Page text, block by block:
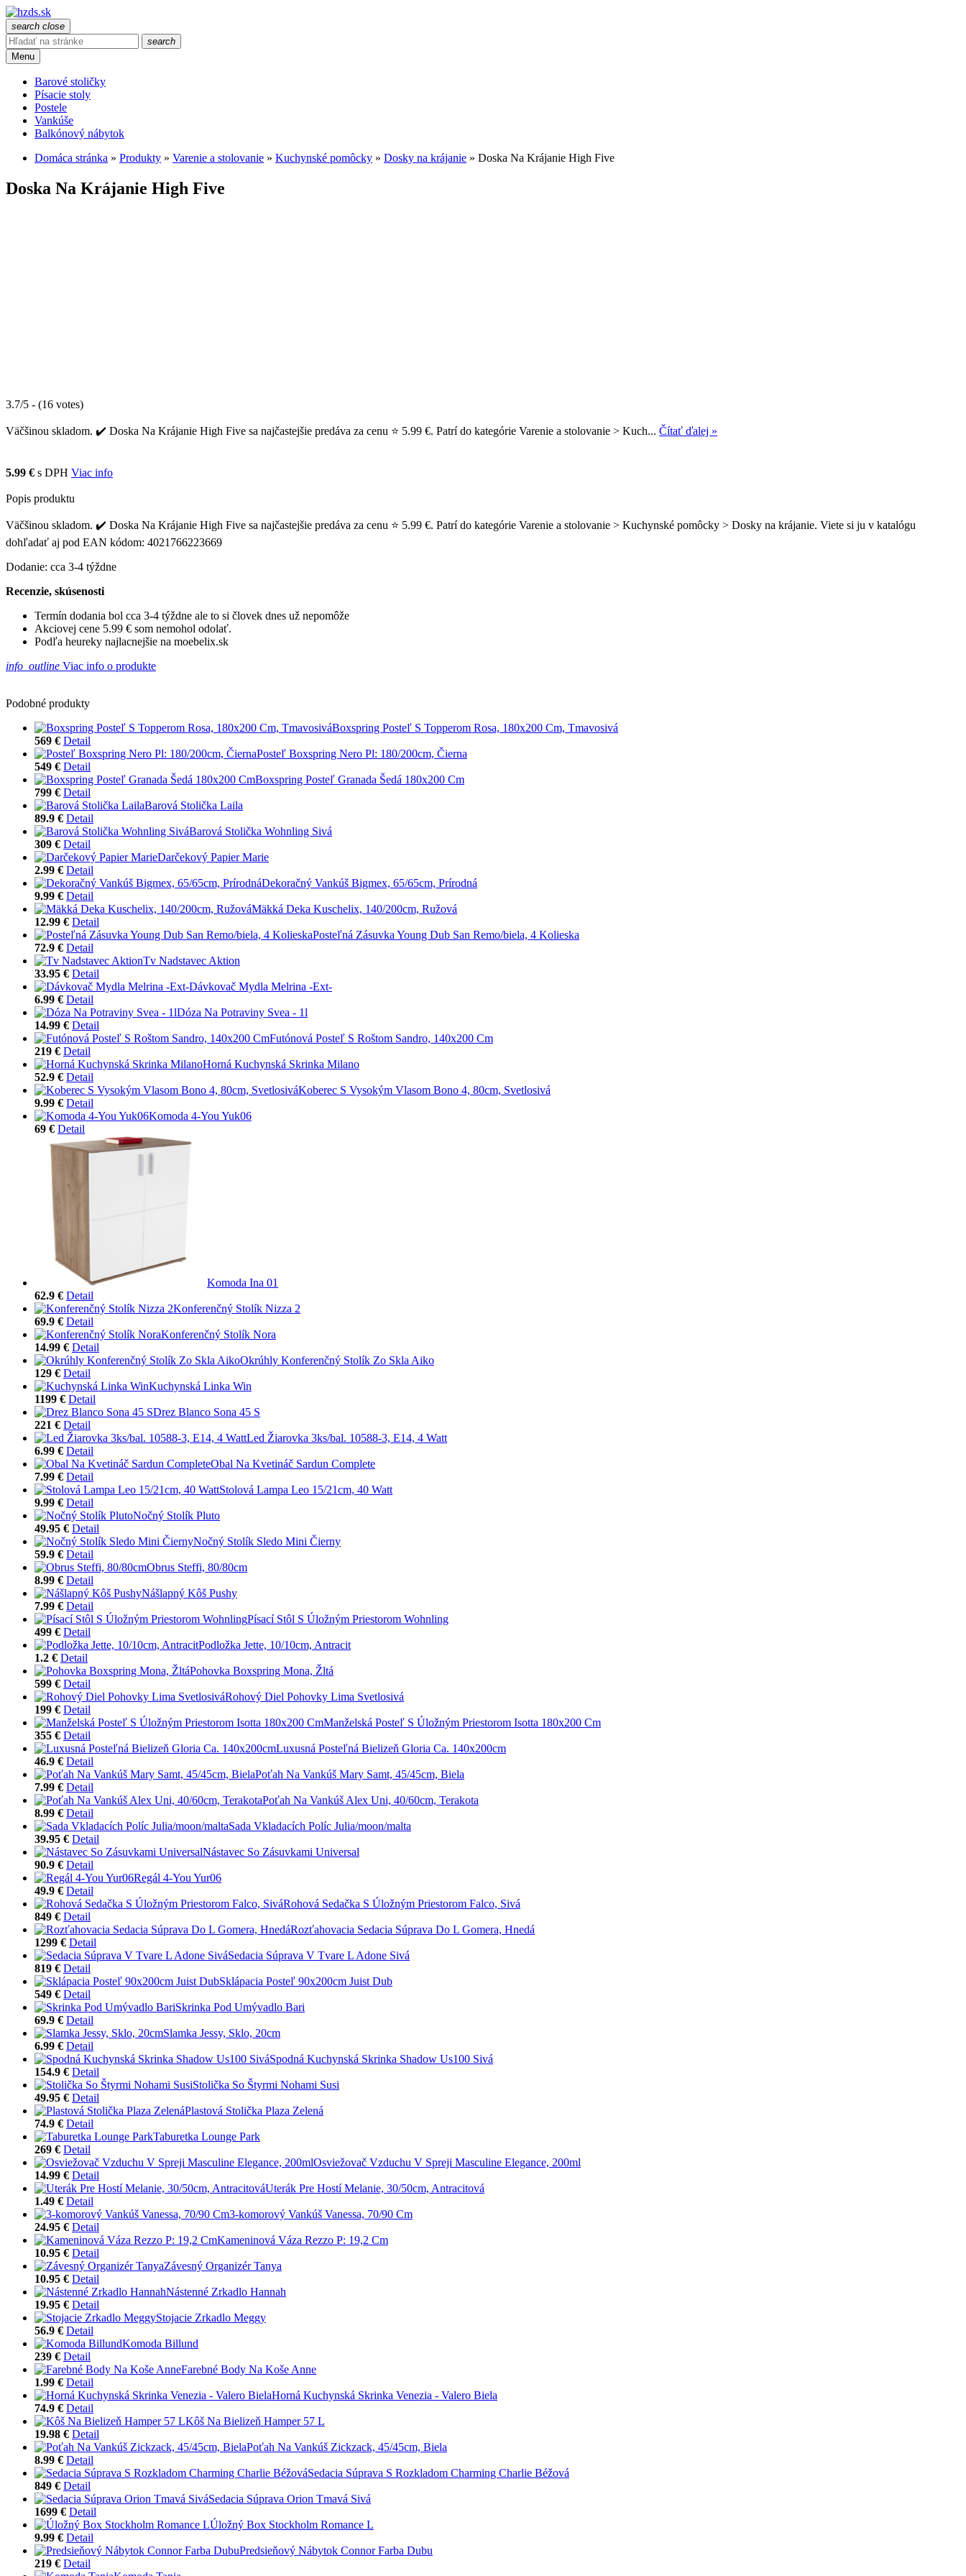
search close
search
Menu
Barové stoličky
Písacie stoly
Postele
Vankúše
Balkónový nábytok
Domáca stránka » Produkty » Varenie a stolovanie » Kuchynské pomôcky » Dosky na krájanie » Doska Na Krájanie High Five
Doska Na Krájanie High Five
3.7/5 - (16 votes)
Väčšinou skladom. ✔️ Doska Na Krájanie High Five sa najčastejšie predáva za cenu ⭐ 5.99 €. Patrí do kategórie Varenie a stolovanie > Kuch... Čítať ďalej »
5.99 € s DPH Viac info
Popis produktu
Väčšinou skladom. ✔️ Doska Na Krájanie High Five sa najčastejšie predáva za cenu ⭐ 5.99 €. Patrí do kategórie Varenie a stolovanie > Kuchynské pomôcky > Dosky na krájanie. Viete si ju v katalógu
dohľadať aj pod EAN kódom: 4021766223669
Dodanie: cca 3-4 týždne
Recenzie, skúsenosti
Termín dodania bol cca 3-4 týždne ale to si človek dnes už nepomôže
Akciovej cene 5.99 € som nemohol odolať.
Podľa heureky najlacnejšie na moebelix.sk
info_outline Viac info o produkte
Podobné produkty
Boxspring Posteľ S Topperom Rosa, 180x200 Cm, Tmavosivá
569 € Detail
Posteľ Boxspring Nero Pl: 180/200cm, Čierna
549 € Detail
Boxspring Posteľ Granada Šedá 180x200 Cm
799 € Detail
Barová Stolička Laila
89.9 € Detail
Barová Stolička Wohnling Sivá
309 € Detail
Darčekový Papier Marie
2.99 € Detail
Dekoračný Vankúš Bigmex, 65/65cm, Prírodná
9.99 € Detail
Mäkká Deka Kuschelix, 140/200cm, Ružová
12.99 € Detail
Posteľná Zásuvka Young Dub San Remo/biela, 4 Kolieska
72.9 € Detail
Tv Nadstavec Aktion
33.95 € Detail
Dávkovač Mydla Melrina -Ext-
6.99 € Detail
Dóza Na Potraviny Svea - 1l
14.99 € Detail
Futónová Posteľ S Roštom Sandro, 140x200 Cm
219 € Detail
Horná Kuchynská Skrinka Milano
52.9 € Detail
Koberec S Vysokým Vlasom Bono 4, 80cm, Svetlosivá
9.99 € Detail
Komoda 4-You Yuk06
69 € Detail
Komoda Ina 01
62.9 € Detail
Konferenčný Stolík Nizza 2
69.9 € Detail
Konferenčný Stolík Nora
14.99 € Detail
Okrúhly Konferenčný Stolík Zo Skla Aiko
129 € Detail
Kuchynská Linka Win
1199 € Detail
Drez Blanco Sona 45 S
221 € Detail
Led Žiarovka 3ks/bal. 10588-3, E14, 4 Watt
6.99 € Detail
Obal Na Kvetináč Sardun Complete
7.99 € Detail
Stolová Lampa Leo 15/21cm, 40 Watt
9.99 € Detail
Nočný Stolík Pluto
49.95 € Detail
Nočný Stolík Sledo Mini Čierny
59.9 € Detail
Obrus Steffi, 80/80cm
8.99 € Detail
Nášlapný Kôš Pushy
7.99 € Detail
Písací Stôl S Úložným Priestorom Wohnling
499 € Detail
Podložka Jette, 10/10cm, Antracit
1.2 € Detail
Pohovka Boxspring Mona, Žltá
599 € Detail
Rohový Diel Pohovky Lima Svetlosivá
199 € Detail
Manželská Posteľ S Úložným Priestorom Isotta 180x200 Cm
355 € Detail
Luxusná Posteľná Bielizeň Gloria Ca. 140x200cm
46.9 € Detail
Poťah Na Vankúš Mary Samt, 45/45cm, Biela
7.99 € Detail
Poťah Na Vankúš Alex Uni, 40/60cm, Terakota
8.99 € Detail
Sada Vkladacích Políc Julia/moon/malta
39.95 € Detail
Nástavec So Zásuvkami Universal
90.9 € Detail
Regál 4-You Yur06
49.9 € Detail
Rohová Sedačka S Úložným Priestorom Falco, Sivá
849 € Detail
Rozťahovacia Sedacia Súprava Do L Gomera, Hnedá
1299 € Detail
Sedacia Súprava V Tvare L Adone Sivá
819 € Detail
Sklápacia Posteľ 90x200cm Juist Dub
549 € Detail
Skrinka Pod Umývadlo Bari
69.9 € Detail
Slamka Jessy, Sklo, 20cm
6.99 € Detail
Spodná Kuchynská Skrinka Shadow Us100 Sivá
154.9 € Detail
Stolička So Štyrmi Nohami Susi
49.95 € Detail
Plastová Stolička Plaza Zelená
74.9 € Detail
Taburetka Lounge Park
269 € Detail
Osviežovač Vzduchu V Spreji Masculine Elegance, 200ml
14.99 € Detail
Uterák Pre Hostí Melanie, 30/50cm, Antracitová
1.49 € Detail
3-komorový Vankúš Vanessa, 70/90 Cm
24.95 € Detail
Kameninová Váza Rezzo P: 19,2 Cm
10.95 € Detail
Závesný Organizér Tanya
10.95 € Detail
Nástenné Zrkadlo Hannah
19.95 € Detail
Stojacie Zrkadlo Meggy
56.9 € Detail
Komoda Billund
239 € Detail
Farebné Body Na Koše Anne
1.99 € Detail
Horná Kuchynská Skrinka Venezia - Valero Biela
74.9 € Detail
Kôš Na Bielizeň Hamper 57 L
19.98 € Detail
Poťah Na Vankúš Zickzack, 45/45cm, Biela
8.99 € Detail
Sedacia Súprava S Rozkladom Charming Charlie Béžová
849 € Detail
Sedacia Súprava Orion Tmavá Sivá
1699 € Detail
Úložný Box Stockholm Romance L
9.99 € Detail
Predsieňový Nábytok Connor Farba Dubu
219 € Detail